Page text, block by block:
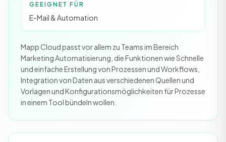
GEEIGNET FÜR
E-Mail & Automation
Mapp Cloud passt vor allem zu Teams im Bereich
Marketing Automatisierung, die Funktionen wie Schnelle
und einfache Erstellung von Prozessen und Workflows,
Integration von Daten aus verschiedenen Quellen und
Vorlagen und Konfigurationsmöglichkeiten für Prozesse
in einem Tool bündeln wollen.